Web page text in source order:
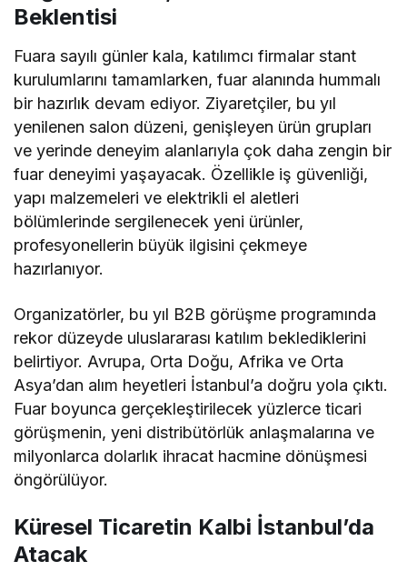
Beklentisi
Fuara sayılı günler kala, katılımcı firmalar stant
kurulumlarını tamamlarken, fuar alanında hummalı
bir hazırlık devam ediyor. Ziyaretçiler, bu yıl
yenilenen salon düzeni, genişleyen ürün grupları
ve yerinde deneyim alanlarıyla çok daha zengin bir
fuar deneyimi yaşayacak. Özellikle iş güvenliği,
yapı malzemeleri ve elektrikli el aletleri
bölümlerinde sergilenecek yeni ürünler,
profesyonellerin büyük ilgisini çekmeye
hazırlanıyor.
Organizatörler, bu yıl B2B görüşme programında
rekor düzeyde uluslararası katılım beklediklerini
belirtiyor. Avrupa, Orta Doğu, Afrika ve Orta
Asya’dan alım heyetleri İstanbul’a doğru yola çıktı.
Fuar boyunca gerçekleştirilecek yüzlerce ticari
görüşmenin, yeni distribütörlük anlaşmalarına ve
milyonlarca dolarlık ihracat hacmine dönüşmesi
öngörülüyor.
Küresel Ticaretin Kalbi İstanbul’da
Atacak